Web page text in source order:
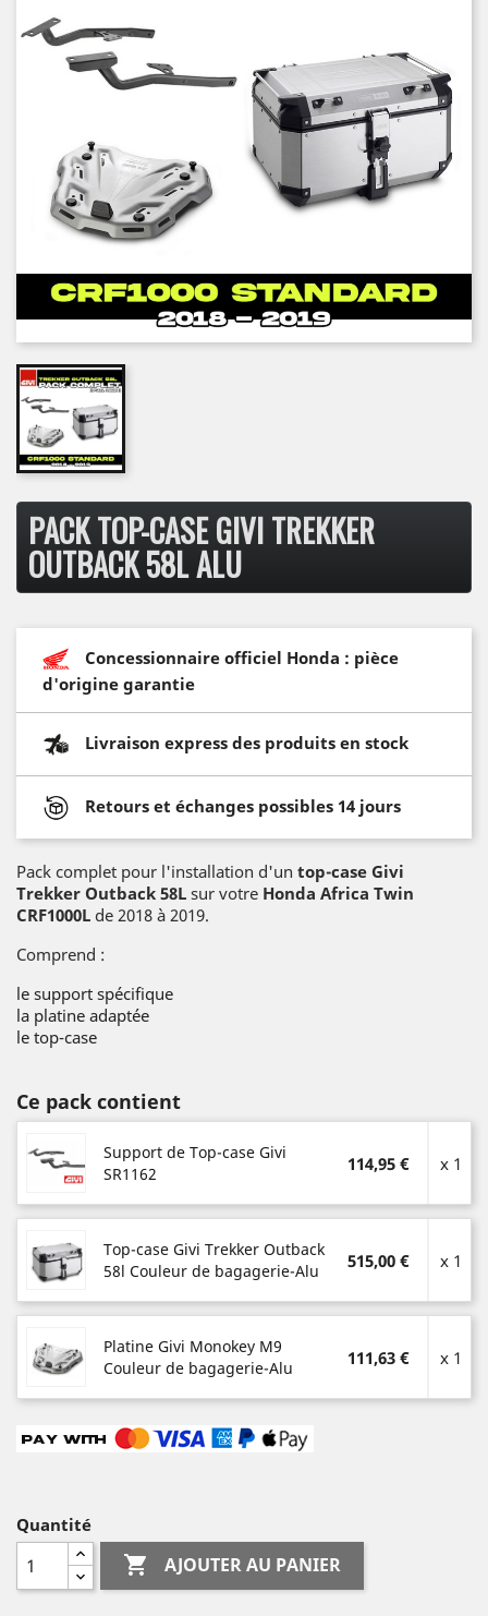
PACK TOP-CASE GIVI TREKKER
OUTBACK 58L ALU
Concessionnaire officiel Honda : pièce
d'origine garantie
Livraison express des produits en stock
Retours et échanges possibles 14 jours
Pack complet pour l'installation d'un top-case Givi
Trekker Outback 58L sur votre Honda Africa Twin
CRF1000L de 2018 à 2019.
Comprend :
le support spécifique
la platine adaptée
le top-case
Ce pack contient
Support de Top-case Givi
SR1162
114,95 € x 1
Top-case Givi Trekker Outback
58l Couleur de bagagerie-Alu
515,00 € x 1
Platine Givi Monokey M9
Couleur de bagagerie-Alu
111,63 € x 1
Quantité
 AJOUTER AU PANIER